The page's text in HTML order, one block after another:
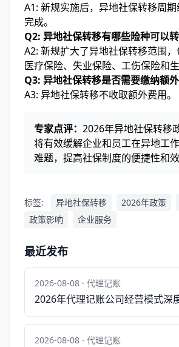
A1: 新规实施后，异地社保转移周
完成。
Q2: 异地社保转移有哪些险种可以转
A2: 新规扩大了异地社保转移范围，
医疗保险、失业保险、工伤保险和生
Q3: 异地社保转移是否需要缴纳额外
A3: 异地社保转移不收取额外费用。
专家点评： 2026年异地社保转移
将有效缓解企业和员工在异地工
难题，提高社保制度的便捷性和效
标签: 异地社保转移 2026年政策
政策影响
企业服务
最近发布
2026-08-08 · 代理记账
2026年代理记账公司经营模式深
2026-08-08 · 代理记账